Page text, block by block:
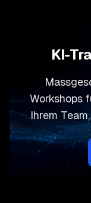
KI-
Workshops
Ihrem